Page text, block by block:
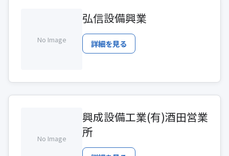
No Image
弘信設備興業
詳細を見る
No Image
興成設備工業(有)酒田営業
所